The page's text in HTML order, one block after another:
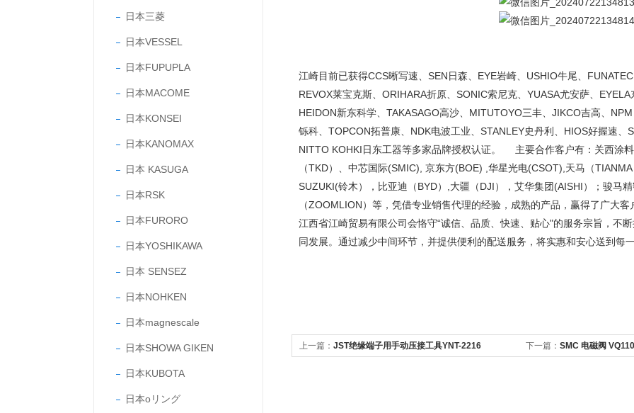
日本三菱
日本VESSEL
日本FUPUPLA
日本MACOME
日本KONSEI
日本KANOMAX
日本 KASUGA
日本RSK
日本FURORO
日本YOSHIKAWA
日本 SENSEZ
日本NOHKEN
日本magnescale
日本SHOWA GIKEN
日本KUBOTA
日本oリング
江崎目前已获得CCS晰写速、SEN日森、EYE岩崎、USHIO牛尾、
REVOX莱宝克斯、ORIHARA折原、SONIC索尼克、YUASA尤安萨、EYELA
HEIDON新东科学、TAKASAGO高沙、MITUTOYO三丰、JIKCO吉高、
铄科、TOPCON拓普康、NDK电波工业、STANLEY史丹利、HIOS好握速、
NITTO KOHKI日东工器等多家品牌授权认证。 主要合作客户有：关西涂
（TKD）、中芯国际(SMIC), 京东方(BOE) ,华星光电(CSOT),天马（
SUZUKI(铃木），比亚迪（BYD）,大疆（DJI），艾华集团(AISHI）；骏马
（ZOOMLION）等，凭借专业销售代理的经验，成熟的产品，赢得了广大客
江西省江崎贸易有限公司会恪守“诚信、品质、快速、贴心"的服务宗旨，不
同发展。通过减少中间环节，并提供便利的配送服务，将实惠和安心送到每
上一篇： JST绝缘端子用手动压接工具YNT-2216 下一篇： SMC 电磁阀